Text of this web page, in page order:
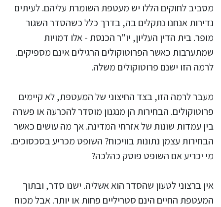
מסביב לחוקים הללו יש מעטפת השומרת עליהם. לעיתים
נדירות אנחנו נתקלים בה, בדרך כלל כשהסדר השגור
מופר. בית הדין העליון, יו"ר הכנסת - אלו דמויות
שמתערבות כאשר הפרוטוקולים הרגילים אינם מספיקים.
לרמה הזו ישנם פרוטוקולים משלה.
מעבר לרמה הזו, בצד החיצוני של המעטפת, לא קיימים
פרוטוקולים. הבחירות הן מנגנון מוסדר להכרעה או פשרה
בין עמדות שונות של אזרחי המדינה. אך מה עושים כאשר
הבחירות עצמן נתונות בוויכוח? השופט מכריע בסכסוכים.
מי יכריע אם השופט פוסק כהלכה?
אין ברצוני לטעון שהסדר הוא אשליה. ישנו סדר, ובתוך
המעטפת החיים הינם סטריליים פחות או יותר. אבל מכוח